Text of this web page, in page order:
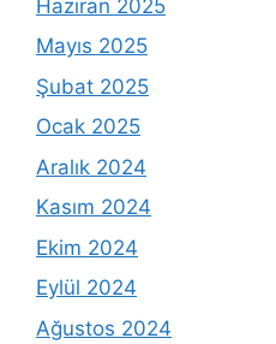
Haziran 2025
Mayıs 2025
Şubat 2025
Ocak 2025
Aralık 2024
Kasım 2024
Ekim 2024
Eylül 2024
Ağustos 2024